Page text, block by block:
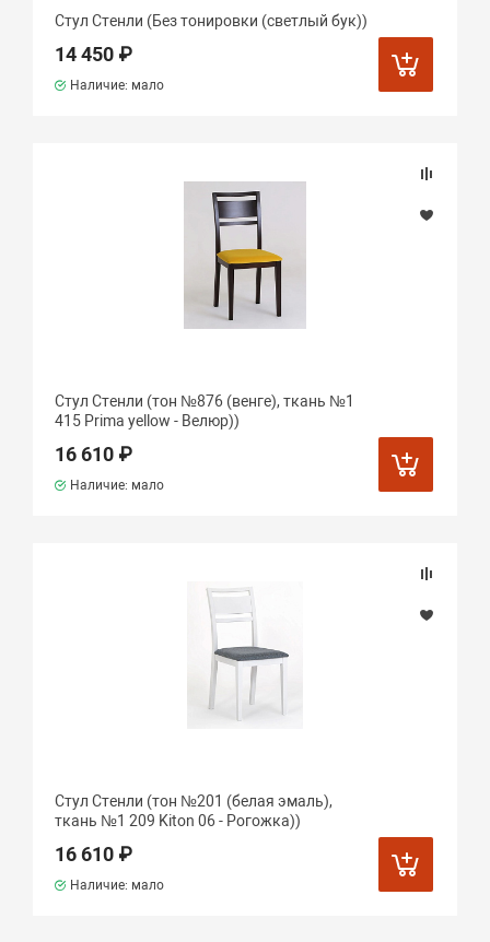
Стул Стенли (Без тонировки (светлый бук))
14 450 ₽
Наличие: мало
Стул Стенли (тон №876 (венге), ткань №1
415 Prima yellow - Велюр))
16 610 ₽
Наличие: мало
Стул Стенли (тон №201 (белая эмаль),
ткань №1 209 Kiton 06 - Рогожка))
16 610 ₽
Наличие: мало